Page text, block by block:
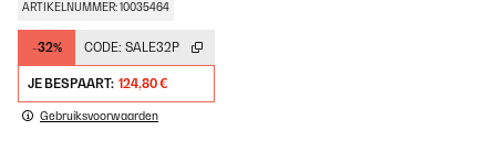
ARTIKELNUMMER: 10035464
-32% CODE: SALE32P
JE BESPAART: 124,80 €
Gebruiksvoorwaarden